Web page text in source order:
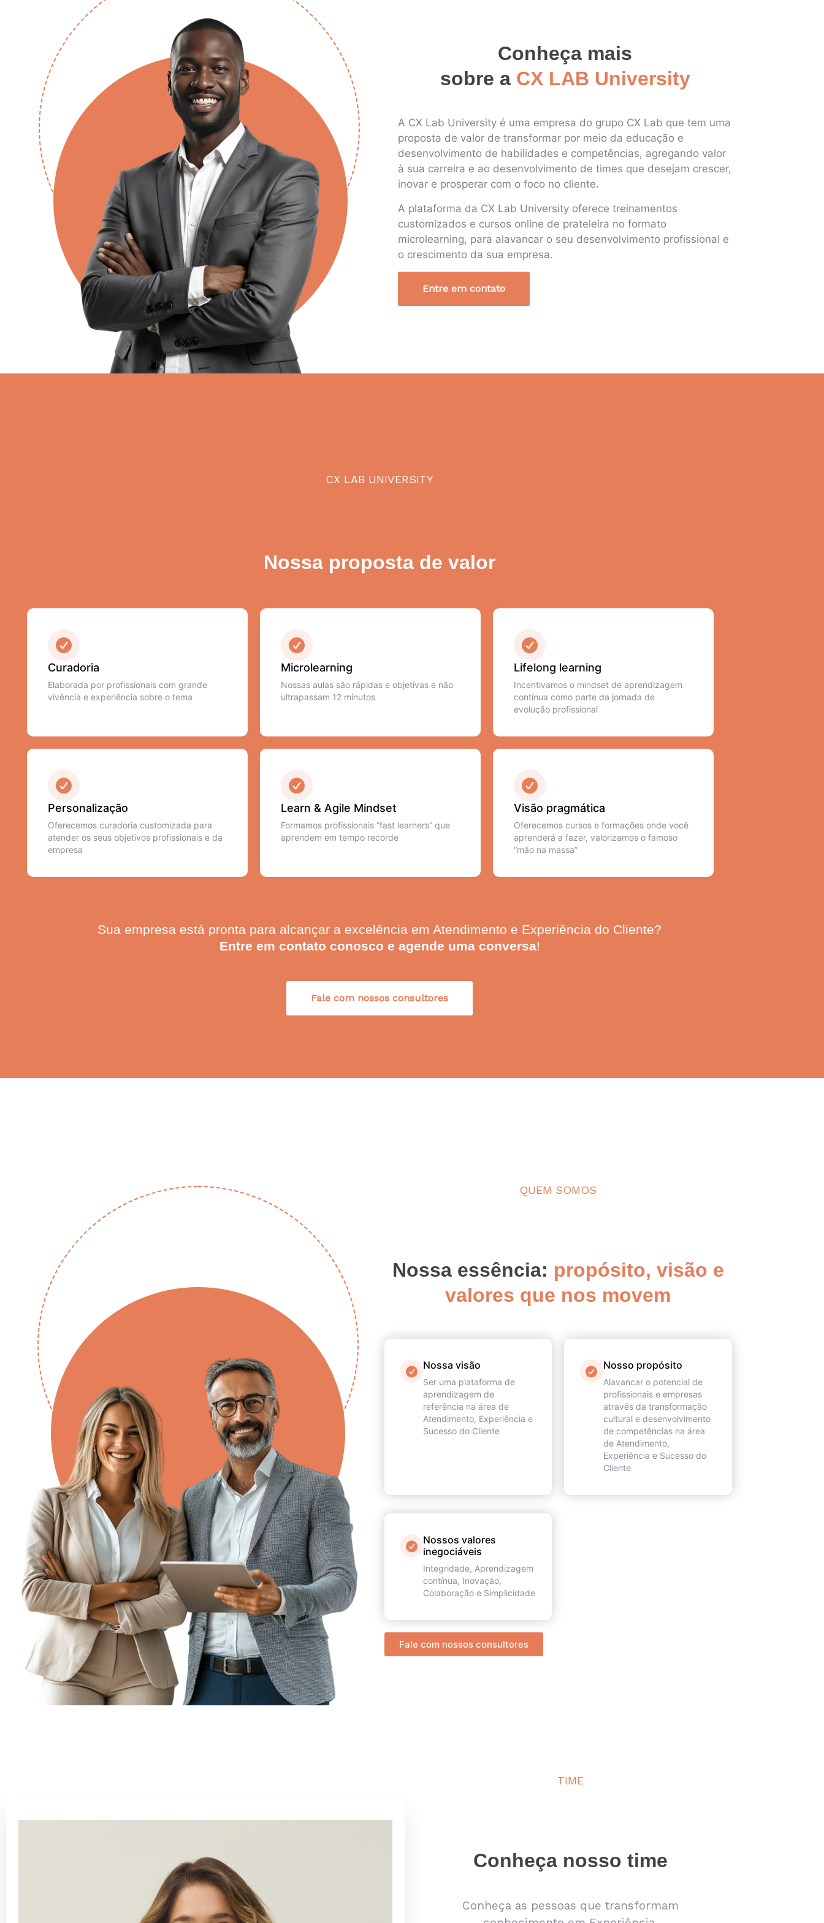
Conheça mais
sobre a CX LAB University
A CX Lab University é uma empresa do grupo CX Lab que tem uma
proposta de valor de transformar por meio da educação e
desenvolvimento de habilidades e competências, agregando valor
à sua carreira e ao desenvolvimento de times que desejam crescer,
inovar e prosperar com o foco no cliente.
A plataforma da CX Lab University oferece treinamentos
customizados e cursos online de prateleira no formato
microlearning, para alavancar o seu desenvolvimento profissional e
o crescimento da sua empresa.
Entre em contato
CX LAB UNIVERSITY
Nossa proposta de valor
Curadoria
Elaborada por profissionais com grande
vivência e experiência sobre o tema
Microlearning
Nossas aulas são rápidas e objetivas e não
ultrapassam 12 minutos
Lifelong learning
Incentivamos o mindset de aprendizagem
contínua como parte da jornada de
evolução profissional
Personalização
Oferecemos curadoria customizada para
atender os seus objetivos profissionais e da
empresa
Learn & Agile Mindset
Formamos profissionais “fast learners” que
aprendem em tempo recorde
Visão pragmática
Oferecemos cursos e formações onde você
aprenderá a fazer, valorizamos o famoso
“mão na massa”
Sua empresa está pronta para alcançar a excelência em Atendimento e Experiência do Cliente?
Entre em contato conosco e agende uma conversa!
Fale com nossos consultores
QUEM SOMOS
Nossa essência: propósito, visão e
valores que nos movem
Nossa visão
Ser uma plataforma de
aprendizagem de
referência na área de
Atendimento, Experiência e
Sucesso do Cliente
Nosso propósito
Alavancar o potencial de
profissionais e empresas
através da transformação
cultural e desenvolvimento
de competências na área
de Atendimento,
Experiência e Sucesso do
Cliente
Nossos valores
inegociáveis
Integridade, Aprendizagem
contínua, Inovação,
Colaboração e Simplicidade
Fale com nossos consultores
TIME
Conheça nosso time
Conheça as pessoas que transformam